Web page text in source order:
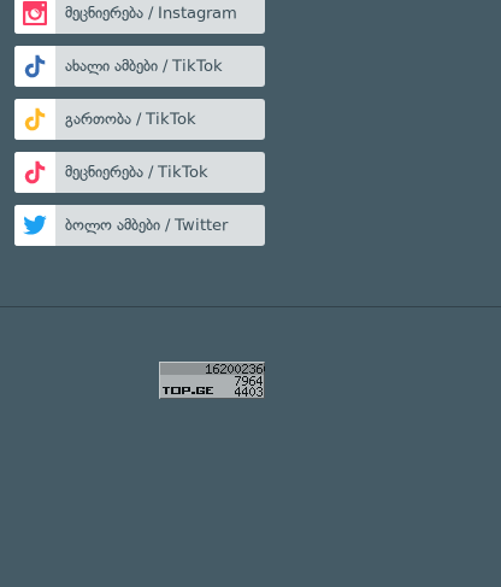
მეცნიერება / Instagram
ახალი ამბები / TikTok
გართობა / TikTok
მეცნიერება / TikTok
ბოლო ამბები / Twitter